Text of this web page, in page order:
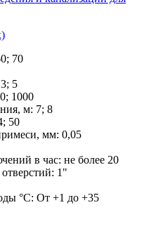
70
5
1000
м: 7; 8
50
мм: 0,05
в час: не более 20
1"
°С: От +1 до +35